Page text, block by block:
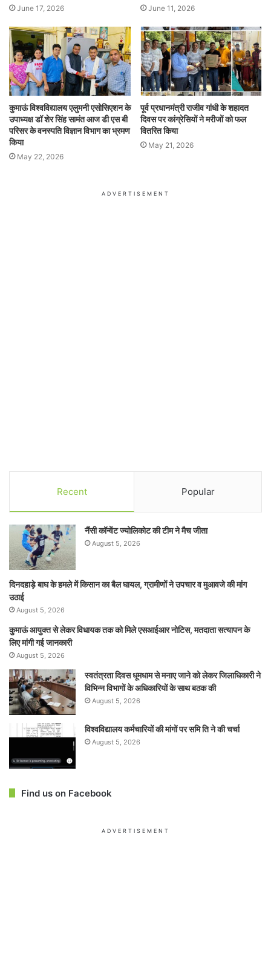
June 17, 2026 June 11, 2026
कुमाऊं विश्वविद्यालय एलुमनी एसोसिएशन के
उपाध्यक्ष डॉ शेर सिंह सामंत आज डी एस बी
परिसर के वनस्पति विज्ञान विभाग का भ्रमण
किया
May 22, 2026
पूर्व प्रधानमंत्री राजीव गांधी के शहादत
दिवस पर कांग्रेसियों ने मरीजों को फल
वितरित किया
May 21, 2026
ADVERTISEMENT
Recent Popular
नैंसी कॉन्वेंट ज्योलिकोट की टीम ने मैच जीता
August 5, 2026
दिनदहाड़े बाघ के हमले में किसान का बैल घायल, ग्रामीणों ने उपचार व मुआवजे की मांग
उठाई
August 5, 2026
कुमाऊं आयुक्त से लेकर विधायक तक को मिले एसआईआर नोटिस, मतदाता सत्यापन के
लिए मांगी गई जानकारी
August 5, 2026
स्वतंत्रता दिवस धूमधाम से मनाए जाने को लेकर जिलाधिकारी ने
विभिन्न विभागों के अधिकारियों के साथ बठक की
August 5, 2026
विश्वविद्यालय कर्मचारियों की मांगों पर समि ति ने की चर्चा
August 5, 2026
Find us on Facebook
ADVERTISEMENT